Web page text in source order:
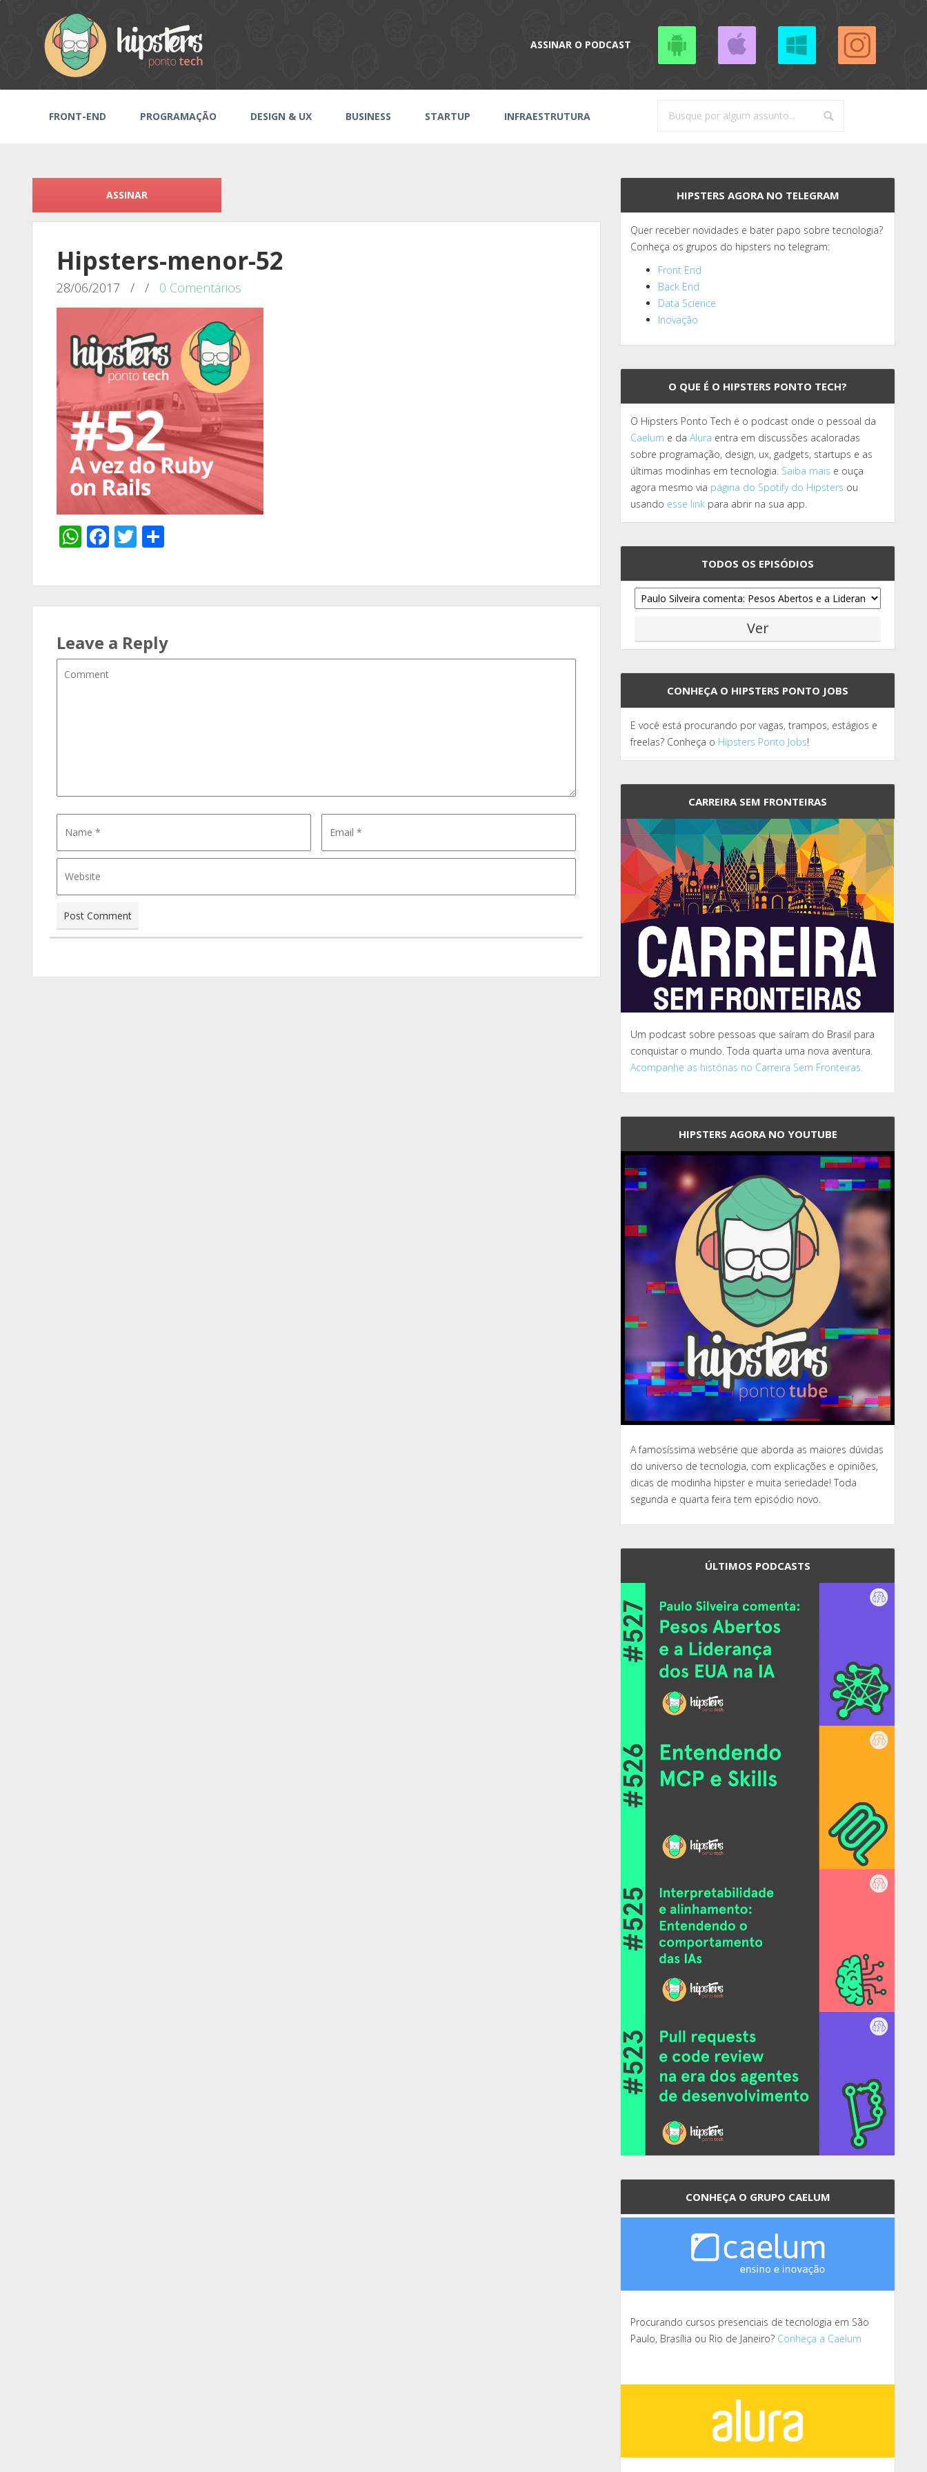
ASSINAR O PODCAST
FRONT-END PROGRAMAÇÃO DESIGN & UX BUSINESS STARTUP INFRAESTRUTURA
ASSINAR
Hipsters-menor-52
28/06/2017 / / 0 Comentários
WhatsApp
Facebook
Twitter
Leave a Reply
HIPSTERS AGORA NO TELEGRAM
Quer receber novidades e bater papo sobre tecnologia?
Conheça os grupos do hipsters no telegram:
Front End
Back End
Data Science
Inovação
O QUE É O HIPSTERS PONTO TECH?
O Hipsters Ponto Tech é o podcast onde o pessoal da
Caelum e daAlura entra em discussões acaloradas
sobre programação, design, ux, gadgets, startups e as
últimas modinhas em tecnologia. Saiba mais e ouça
agora mesmo via página do Spotify do Hipsters ou
usando esse link para abrir na sua app.
TODOS OS EPISÓDIOS
CONHEÇA O HIPSTERS PONTO JOBS
E você está procurando por vagas, trampos, estágios e
freelas? Conheça o Hipsters Ponto Jobs!
CARREIRA SEM FRONTEIRAS
Um podcast sobre pessoas que saíram do Brasil para
conquistar o mundo. Toda quarta uma nova aventura.
Acompanhe as histórias no Carreira Sem Fronteiras.
HIPSTERS AGORA NO YOUTUBE
A famosíssima websérie que aborda as maiores dúvidas
do universo de tecnologia, com explicações e opiniões,
dicas de modinha hipster e muita seriedade! Toda
segunda e quarta feira tem episódio novo.
ÚLTIMOS PODCASTS
CONHEÇA O GRUPO CAELUM
Procurando cursos presenciais de tecnologia em São
Paulo, Brasília ou Rio de Janeiro? Conheça a Caelum